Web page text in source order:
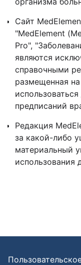
Сайт
"MedElement
Pro",
являются
справочными
размещенная
предписаний
Редакция
за какой-либо
материальный
использования